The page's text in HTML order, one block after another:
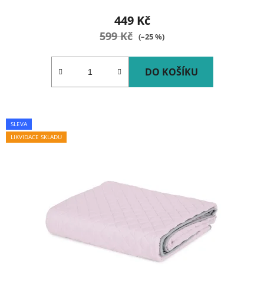
449 Kč
599 Kč (–25 %)
DO KOŠÍKU
SLEVA
LIKVIDACE SKLADU